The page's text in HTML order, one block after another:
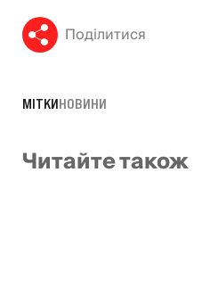
Поділитися
МІТКИНОВИНИ
Читайте також